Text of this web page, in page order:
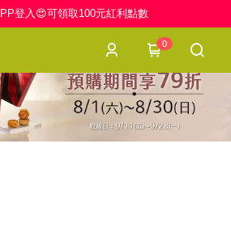
登入😍可領取100元紅利點數
0